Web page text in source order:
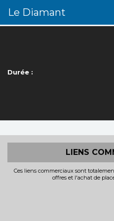
Le Diamant
Durée :
LIENS
Ces liens commerciaux sont
offres et l'achat de